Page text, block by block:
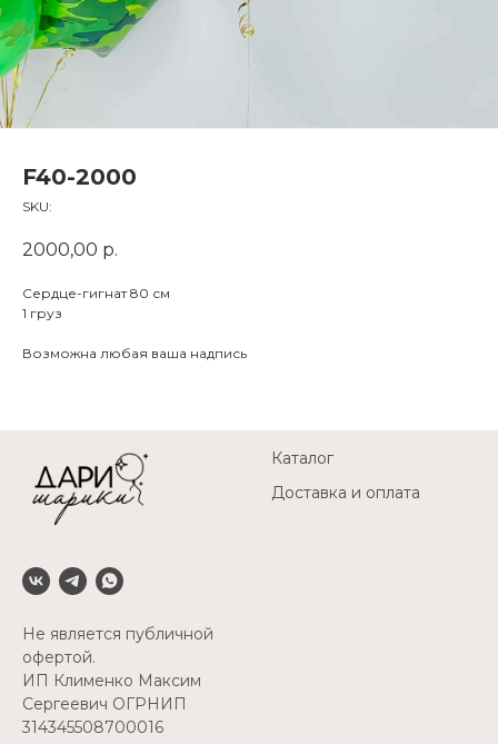
F40-2000
SKU:
2000,00 р.
Сердце-гигнат 80 см
1 груз
Возможна любая ваша надпись
Не является публичной
офертой.
ИП Клименко Максим
Сергеевич ОГРНИП
314345508700016
Каталог
Доставка и оплата